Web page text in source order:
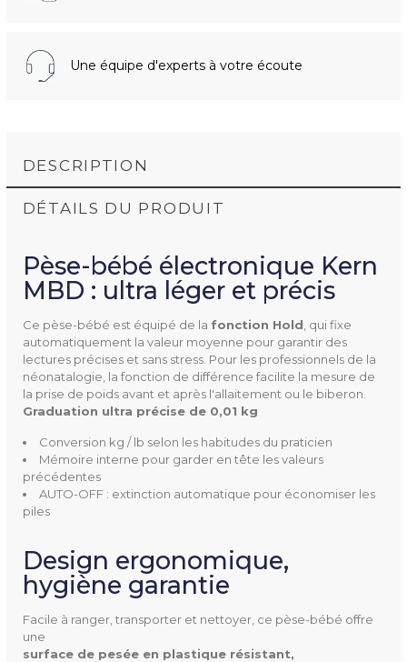
Une équipe d'experts à votre écoute
DESCRIPTION
DÉTAILS DU PRODUIT
Pèse-bébé électronique Kern
MBD : ultra léger et précis
Ce pèse-bébé est équipé de la fonction Hold , qui fixe
automatiquement la valeur moyenne pour garantir des
lectures précises et sans stress. Pour les professionnels de la
néonatalogie, la fonction de différence facilite la mesure de
la prise de poids avant et après l'allaitement ou le biberon.
Graduation ultra précise de 0,01 kg
Conversion kg / lb selon les habitudes du praticien
Mémoire interne pour garder en tête les valeurs
précédentes
AUTO-OFF : extinction automatique pour économiser les
piles
Design ergonomique,
hygiène garantie
Facile à ranger, transporter et nettoyer, ce pèse-bébé offre
une
surface de pesée en plastique résistant,
RéférenceEKMBD01
Largeur
Longueur 66 cm
Marquage CE0297